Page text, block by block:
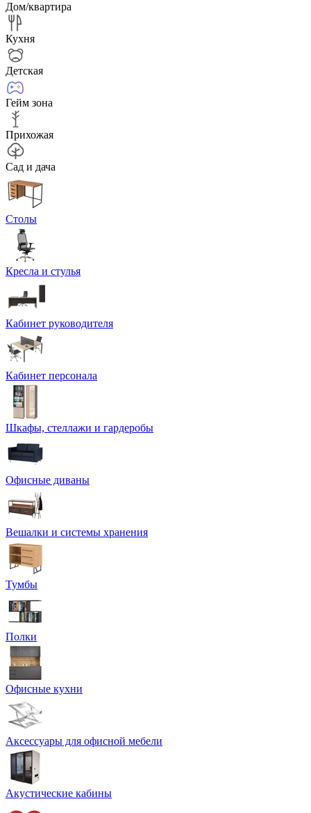
Дом/квартира
Кухня
Детская
Гейм зона
Прихожая
Сад и дача
Столы
Кресла и стулья
Кабинет руководителя
Кабинет персонала
Шкафы, стеллажи и гардеробы
Офисные диваны
Вешалки и системы хранения
Тумбы
Полки
Офисные кухни
Аксессуары для офисной мебели
Акустические кабины